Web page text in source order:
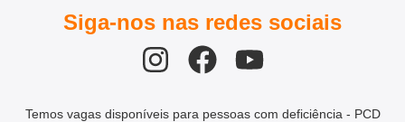
Siga-nos nas redes sociais
Temos vagas disponíveis para pessoas com deficiência - PCD